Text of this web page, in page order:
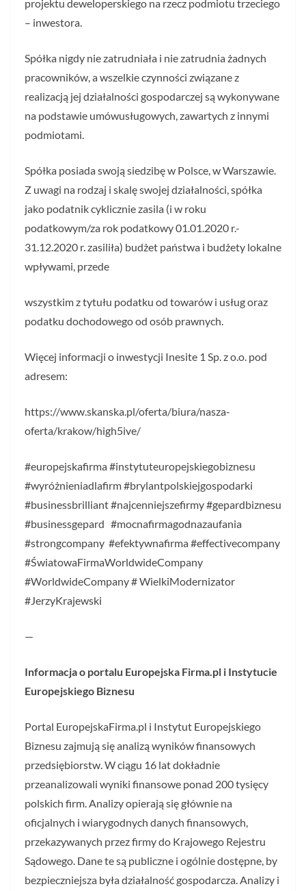
projektu deweloperskiego na rzecz podmiotu trzeciego
– inwestora.
Spółka nigdy nie zatrudniała i nie zatrudnia żadnych
pracowników, a wszelkie czynności związane z
realizacją jej działalności gospodarczej są wykonywane
na podstawie umówusługowych, zawartych z innymi
podmiotami.
Spółka posiada swoją siedzibę w Polsce, w Warszawie.
Z uwagi na rodzaj i skalę swojej działalności, spółka
jako podatnik cyklicznie zasila (i w roku
podatkowym/za rok podatkowy 01.01.2020 r.-
31.12.2020 r. zasiliła) budżet państwa i budżety lokalne
wpływami, przede
wszystkim z tytułu podatku od towarów i usług oraz
podatku dochodowego od osób prawnych.
Więcej informacji o inwestycji Inesite 1 Sp. z o.o. pod
adresem:
https://www.skanska.pl/oferta/biura/nasza-
oferta/krakow/high5ive/
#europejskafirma #instytuteuropejskiegobiznesu
#wyróżnieniadlafirm #brylantpolskiejgospodarki
#businessbrilliant #najcenniejszefirmy #gepardbiznesu
#businessgepard #mocnafirmagodnazaufania
#strongcompany #efektywnafirma #effectivecompany
#ŚwiatowaFirmaWorldwideCompany
#WorldwideCompany # WielkiModernizator
#JerzyKrajewski
—
Informacja o portalu Europejska Firma.pl i Instytucie
Europejskiego Biznesu
Portal EuropejskaFirma.pl i Instytut Europejskiego
Biznesu zajmują się analizą wyników finansowych
przedsiębiorstw. W ciągu 16 lat dokładnie
przeanalizowali wyniki finansowe ponad 200 tysięcy
polskich firm. Analizy opierają się głównie na
oficjalnych i wiarygodnych danych finansowych,
przekazywanych przez firmy do Krajowego Rejestru
Sądowego. Dane te są publiczne i ogólnie dostępne, by
bezpieczniejsza była działalność gospodarcza. Analizy i